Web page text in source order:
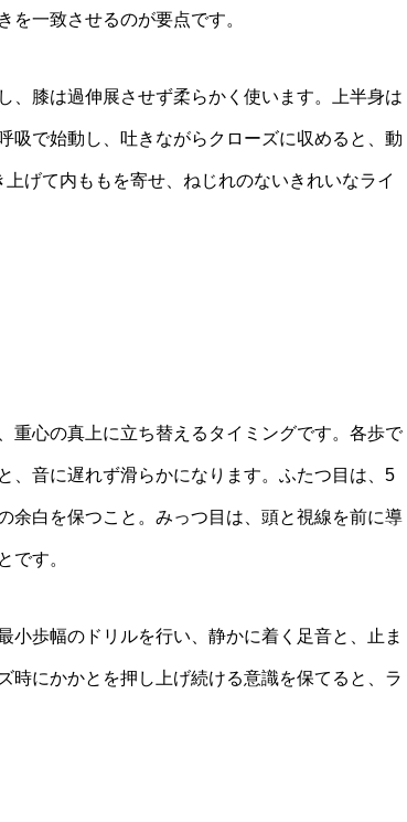
を一致させるのが要点です。
、膝は過伸展させず柔らかく使います。上半身は
吸で始動し、吐きながらクローズに収めると、動
げて内ももを寄せ、ねじれのないきれいなライ
重心の真上に立ち替えるタイミングです。各歩で
、音に遅れず滑らかになります。ふたつ目は、5
余白を保つこと。みっつ目は、頭と視線を前に導
です。
小歩幅のドリルを行い、静かに着く足音と、止ま
時にかかとを押し上げ続ける意識を保てると、ラ